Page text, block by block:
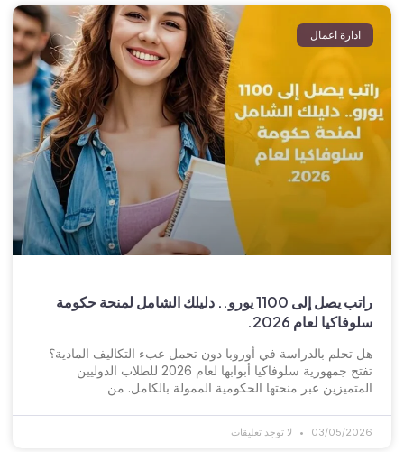
ادارة اعمال
راتب يصل إلى 1100 يورو.. دليلك الشامل لمنحة حكومة
سلوفاكيا لعام 2026.
هل تحلم بالدراسة في أوروبا دون تحمل عبء التكاليف المادية؟
تفتح جمهورية سلوفاكيا أبوابها لعام 2026 للطلاب الدوليين
المتميزين عبر منحتها الحكومية الممولة بالكامل. من
03/05/2026 لا توجد تعليقات